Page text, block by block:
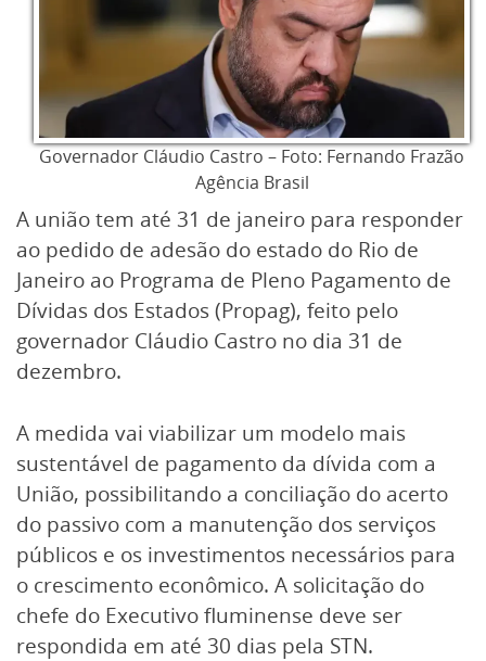
Governador Cláudio Castro – Foto: Fernando Frazão
Agência Brasil
A união tem até 31 de janeiro para responder
ao pedido de adesão do estado do Rio de
Janeiro ao Programa de Pleno Pagamento de
Dívidas dos Estados (Propag), feito pelo
governador Cláudio Castro no dia 31 de
dezembro.
A medida vai viabilizar um modelo mais
sustentável de pagamento da dívida com a
União, possibilitando a conciliação do acerto
do passivo com a manutenção dos serviços
públicos e os investimentos necessários para
o crescimento econômico. A solicitação do
chefe do Executivo fluminense deve ser
respondida em até 30 dias pela STN.